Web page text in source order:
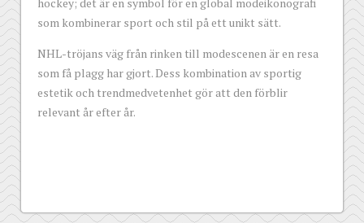
som kombinerar sport och stil på ett unikt sätt.
NHL-tröjans väg från rinken till modescenen är en resa
som få plagg har gjort. Dess kombination av sportig
estetik och trendmedvetenhet gör att den förblir
relevant år efter år.